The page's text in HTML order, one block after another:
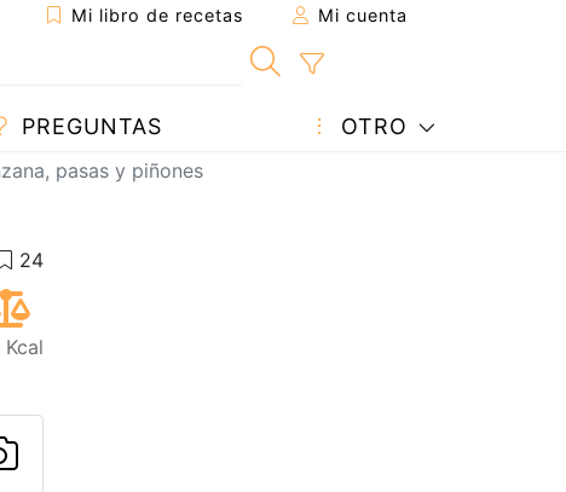
Mi libro de recetas Mi cuenta
PREGUNTAS OTRO
pasas y piñones
Kcal
a un amigo
página
al autor